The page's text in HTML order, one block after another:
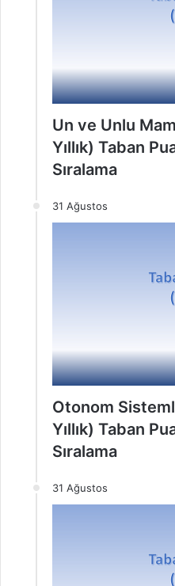
Un ve Unlu
Yıllık) Taban
Sıralama
31 Ağustos
Otonom
Yıllık) Taban
Sıralama
31 Ağustos